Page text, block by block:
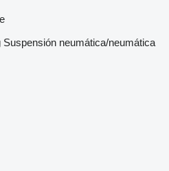
Suspensión neumática/neumática